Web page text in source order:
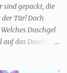
sind gepackt, die
Tür! Doch
Duschgel
auf das Duschgel